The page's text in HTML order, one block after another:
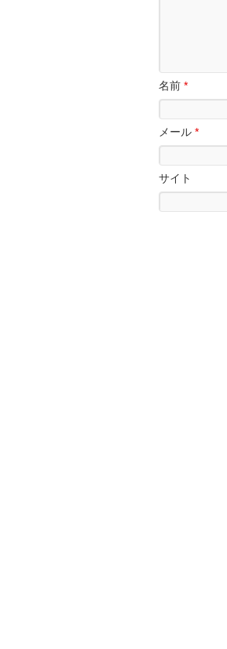
名前 *
メール *
サイト